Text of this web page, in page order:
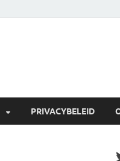
PRIVACYBELEID